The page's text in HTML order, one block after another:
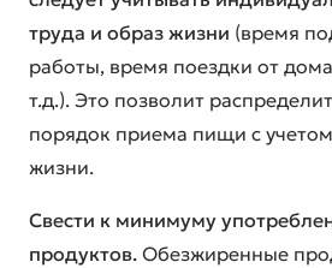
труда и образ жизни (время
работы, время поездки от
т.д.). Это позволит
порядок приема пищи с
жизни.
Свести к минимуму
продуктов. Обезжиренные